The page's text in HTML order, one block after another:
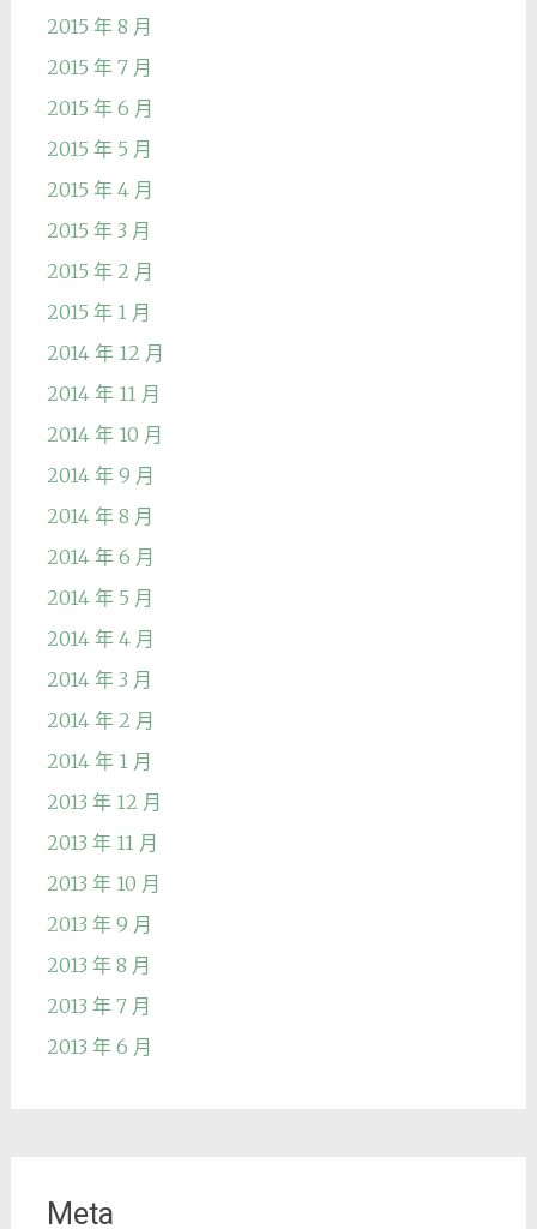
2015 年 8 月
2015 年 7 月
2015 年 6 月
2015 年 5 月
2015 年 4 月
2015 年 3 月
2015 年 2 月
2015 年 1 月
2014 年 12 月
2014 年 11 月
2014 年 10 月
2014 年 9 月
2014 年 8 月
2014 年 6 月
2014 年 5 月
2014 年 4 月
2014 年 3 月
2014 年 2 月
2014 年 1 月
2013 年 12 月
2013 年 11 月
2013 年 10 月
2013 年 9 月
2013 年 8 月
2013 年 7 月
2013 年 6 月
Meta